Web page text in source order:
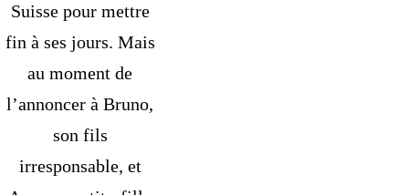
Suisse pour mettre
fin à ses jours. Mais
au moment de
l’annoncer à Bruno,
son fils
irresponsable, et